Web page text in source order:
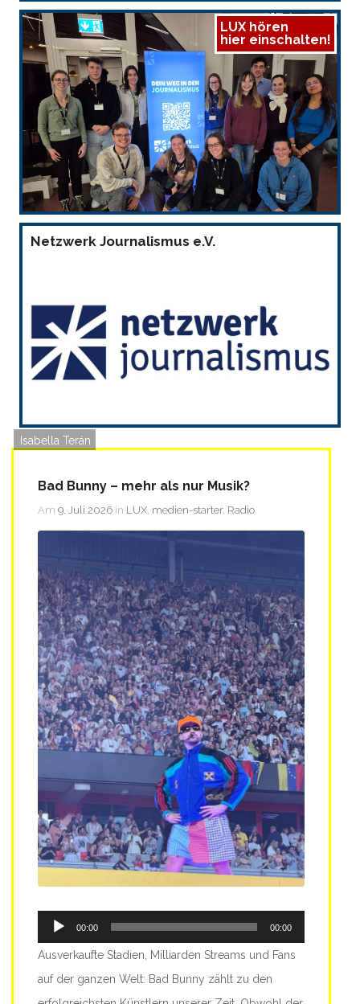
LUX hören
hier einschalten!
Netzwerk Journalismus e.V.
Isabella Terán
Bad Bunny – mehr als nur Musik?
Am 9. Juli 2026 in LUX medien-starter, Radio
Audio-
Player
00:00 00:00
Ausverkaufte Stadien, Milliarden Streams und Fans
auf der ganzen Welt: Bad Bunny zählt zu den